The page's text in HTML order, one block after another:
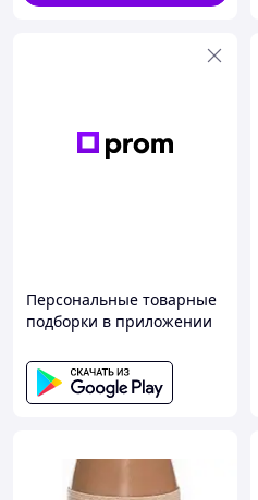
Персональные товарные
подборки в приложении